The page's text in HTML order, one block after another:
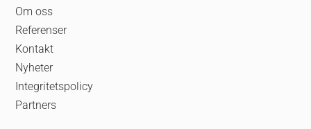
Om oss
Referenser
Kontakt
Nyheter
Integritetspolicy
Partners